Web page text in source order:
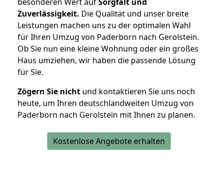
Zuverlässigkeit. Die Qualität und unser breite
Leistungen machen uns zu der optimalen Wahl
für Ihren Umzug von Paderborn nach Gerolstein.
Ob Sie nun eine kleine Wohnung oder ein großes
Haus umziehen, wir haben die passende Lösung
für Sie.
Zögern Sie nicht und kontaktieren Sie uns noch
heute, um Ihren deutschlandweiten Umzug von
Paderborn nach Gerolstein mit Ihnen zu planen.
Kostenlose Angebote erhalten